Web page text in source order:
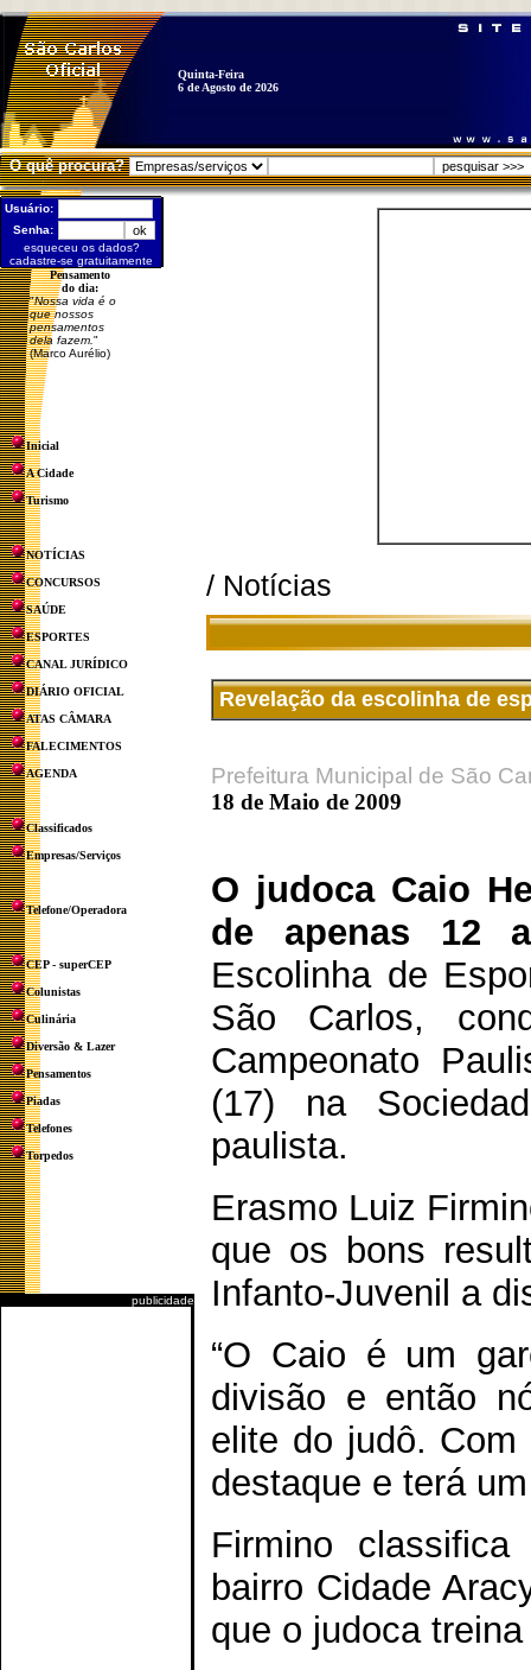
Quinta-Feira
6 de Agosto de 2026
O quê procura?
Usuário:
Senha:
esqueceu os dados?
cadastre-se gratuitamente
Pensamento
do dia:
"Nossa vida é o
que nossos
pensamentos
dela fazem. "
(Marco Aurélio)
Inicial
A Cidade
Turismo
NOTÍCIAS
CONCURSOS
SAÚDE
ESPORTES
CANAL JURÍDICO
DIÁRIO OFICIAL
ATAS CÂMARA
FALECIMENTOS
AGENDA
Classificados
Empresas/Serviços
Telefone/Operadora
CEP - superCEP
Colunistas
Culinária
Diversão & Lazer
Pensamentos
Piadas
Telefones
Torpedos
publicidade
/ Notícias
Revelação da escolinha de
Prefeitura Municipal de São
18 de Maio de 2009
O judoca Caio
de apenas 12
Escolinha de
São Carlos,
Campeonato
(17) na
paulista.
Erasmo Luiz
que os bons
Infanto-Juvenil a
“O Caio é um
divisão e então
elite do judô.
destaque e terá
Firmino
bairro Cidade
que o judoca